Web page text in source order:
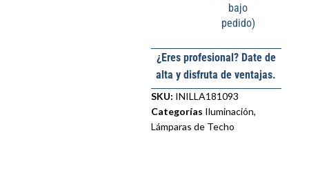
bajo
pedido)
¿Eres profesional? Date de
alta y disfruta de ventajas.
SKU: INILLA181093
Categorías Iluminación,
Lámparas de Techo